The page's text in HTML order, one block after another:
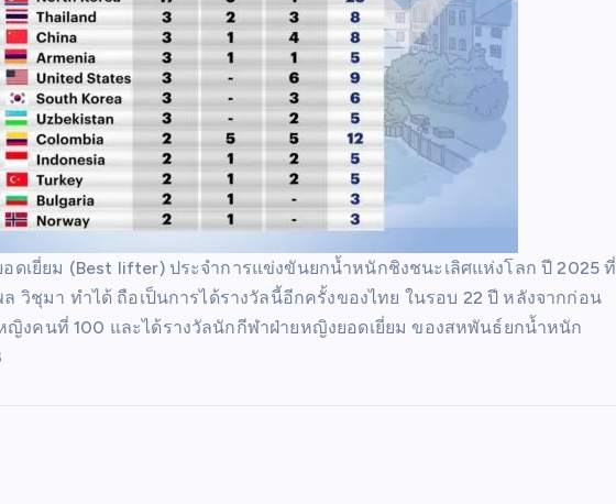
ดเยี่ยม (Best lifter) ประจำการแข่งขันยกน้ำหนักชิงชนะเลิศแห่งโลก ปี 2025 ที่
ล วิชุมา ทำได้ ถือเป็นการได้รางวัลนี้อีกครั้งของไทย ในรอบ 22 ปี หลังจากก่อน
ญิงคนที่ 100 และได้รางวัลนักกีฬาฝ่ายหญิงยอดเยี่ยม ของสหพันธ์ยกน้ำหนัก